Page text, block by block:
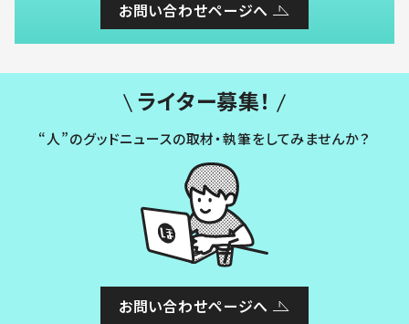
お問い合わせページへ
ライター募集！
“人”のグッドニュースの取材・執筆をしてみませんか？
お問い合わせページへ